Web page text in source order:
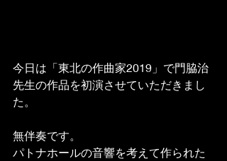
今日は「東北の作曲家2019」で門脇治
先生の作品を初演させていただきまし
た。
無伴奏です。
パトナホールの音響を考えて作られた